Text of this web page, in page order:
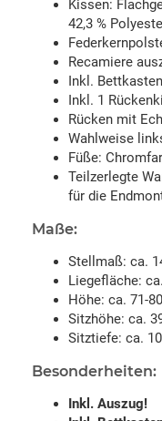
Kissen:
42,3 %
Recamiere
Inkl. Bettkasten
Inkl. 1
Rücken mit
Wahlweise
Füße:
Teilzerlegte
für die
Maße:
Stellmaß: ca.
Liegefläche:
Höhe: ca. 71-
Sitzhöhe: ca.
Sitztiefe: ca.
Besonderheiten:
Inkl. Auszug!